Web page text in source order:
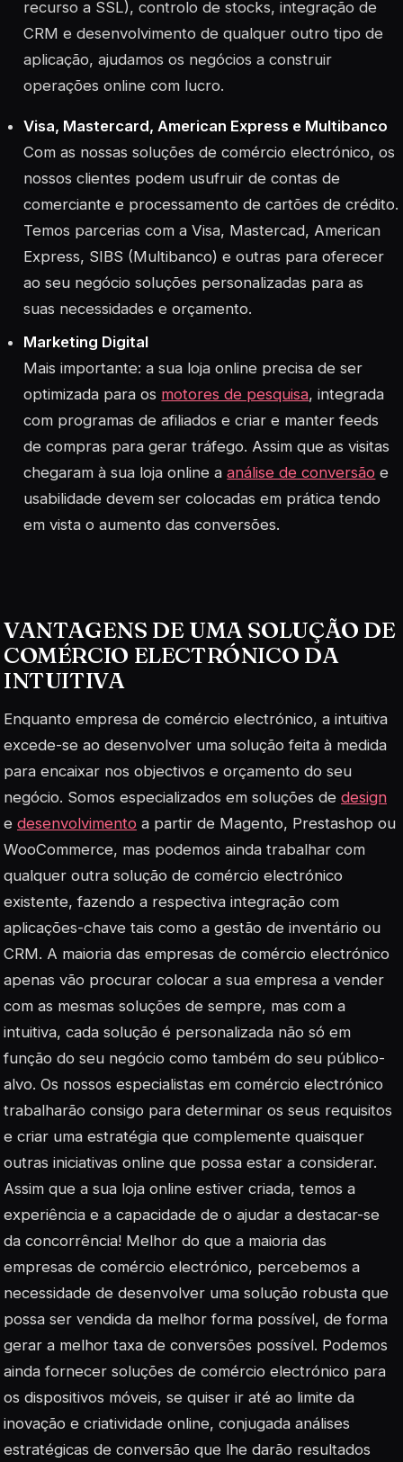
recurso a SSL), controlo de stocks, integração de
CRM e desenvolvimento de qualquer outro tipo de
aplicação, ajudamos os negócios a construir
operações online com lucro.
Visa, Mastercard, American Express e Multibanco
Com as nossas soluções de comércio electrónico, os
nossos clientes podem usufruir de contas de
comerciante e processamento de cartões de crédito.
Temos parcerias com a Visa, Mastercad, American
Express, SIBS (Multibanco) e outras para oferecer
ao seu negócio soluções personalizadas para as
suas necessidades e orçamento.
Marketing Digital
Mais importante: a sua loja online precisa de ser
optimizada para os motores de pesquisa, integrada
com programas de afiliados e criar e manter feeds
de compras para gerar tráfego. Assim que as visitas
chegaram à sua loja online aanálise de conversão e
usabilidade devem ser colocadas em prática tendo
em vista o aumento das conversões.
VANTAGENS DE UMA SOLUÇÃO DE
COMÉRCIO ELECTRÓNICO DA
INTUITIVA
Enquanto empresa de comércio electrónico, a intuitiva
excede-se ao desenvolver uma solução feita à medida
para encaixar nos objectivos e orçamento do seu
negócio. Somos especializados em soluções de design
e desenvolvimento a partir de Magento, Prestashop ou
WooCommerce, mas podemos ainda trabalhar com
qualquer outra solução de comércio electrónico
existente, fazendo a respectiva integração com
aplicações-chave tais como a gestão de inventário ou
CRM. A maioria das empresas de comércio electrónico
apenas vão procurar colocar a sua empresa a vender
com as mesmas soluções de sempre, mas com a
intuitiva, cada solução é personalizada não só em
função do seu negócio como também do seu público-
alvo. Os nossos especialistas em comércio electrónico
trabalharão consigo para determinar os seus requisitos
e criar uma estratégia que complemente quaisquer
outras iniciativas online que possa estar a considerar.
Assim que a sua loja online estiver criada, temos a
experiência e a capacidade de o ajudar a destacar-se
da concorrência! Melhor do que a maioria das
empresas de comércio electrónico, percebemos a
necessidade de desenvolver uma solução robusta que
possa ser vendida da melhor forma possível, de forma
gerar a melhor taxa de conversões possível. Podemos
ainda fornecer soluções de comércio electrónico para
os dispositivos móveis, se quiser ir até ao limite da
inovação e criatividade online, conjugada análises
estratégicas de conversão que lhe darão resultados